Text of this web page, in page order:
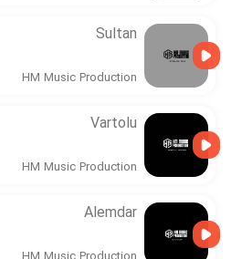
Sultan
HM Music Production
Vartolu
HM Music Production
Alemdar